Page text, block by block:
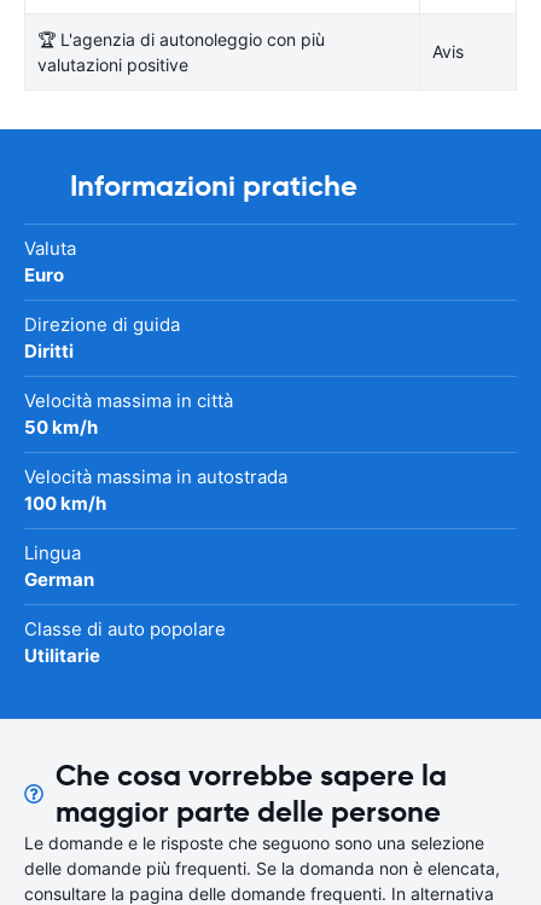
🏆 L'agenzia di autonoleggio con più
valutazioni positive
Avis
Informazioni pratiche
Valuta
Euro
Direzione di guida
Diritti
Velocità massima in città
50 km/h
Velocità massima in autostrada
100 km/h
Lingua
German
Classe di auto popolare
Utilitarie
Che cosa vorrebbe sapere la
maggior parte delle persone
Le domande e le risposte che seguono sono una selezione
delle domande più frequenti. Se la domanda non è elencata,
consultare la pagina delle domande frequenti. In alternativa